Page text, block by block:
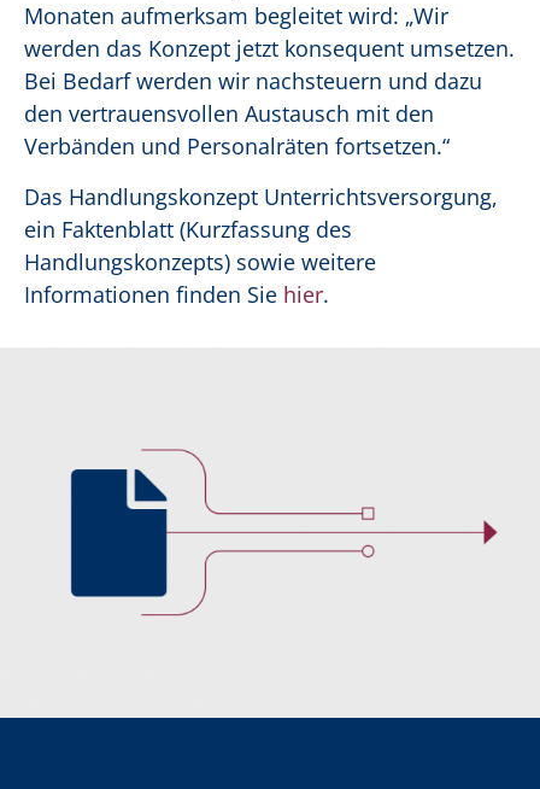
Monaten aufmerksam begleitet wird: „Wir
werden das Konzept jetzt konsequent umsetzen.
Bei Bedarf werden wir nachsteuern und dazu
den vertrauensvollen Austausch mit den
Verbänden und Personalräten fortsetzen.“
Das Handlungskonzept Unterrichtsversorgung,
ein Faktenblatt (Kurzfassung des
Handlungskonzepts) sowie weitere
Informationen finden Sie hier.